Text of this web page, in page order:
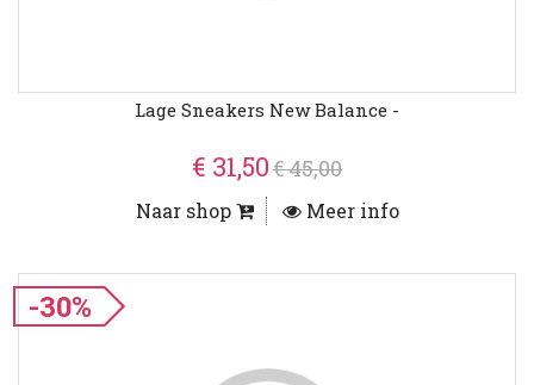
Lage Sneakers New Balance -
€ 31,50€ 45,00
Naar shop Meer info
-30%